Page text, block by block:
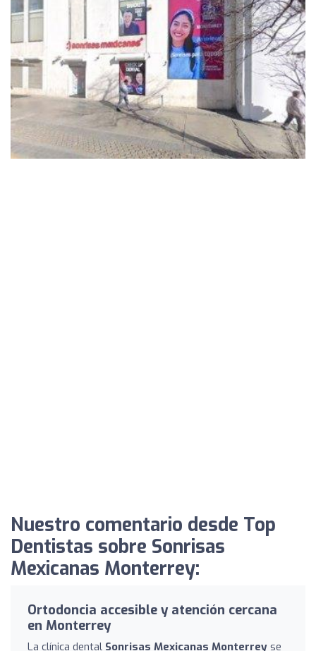
Nuestro comentario desde Top
Dentistas sobre Sonrisas
Mexicanas Monterrey:
Ortodoncia accesible y atención cercana
en Monterrey
La clínica dental Sonrisas Mexicanas Monterrey se